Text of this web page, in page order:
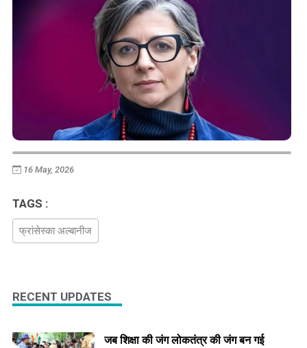
16 May, 2026
TAGS :
फ्रांसेस्का अल्बानीज
RECENT UPDATES
जब शिक्षा की जंग लोकतंत्र की जंग बन गई